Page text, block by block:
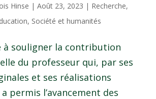
Hinse | Août 23, 2023 | Recherche,
, Société et humanités
à souligner la contribution
du professeur qui, par ses
et ses réalisations
permis l’avancement des